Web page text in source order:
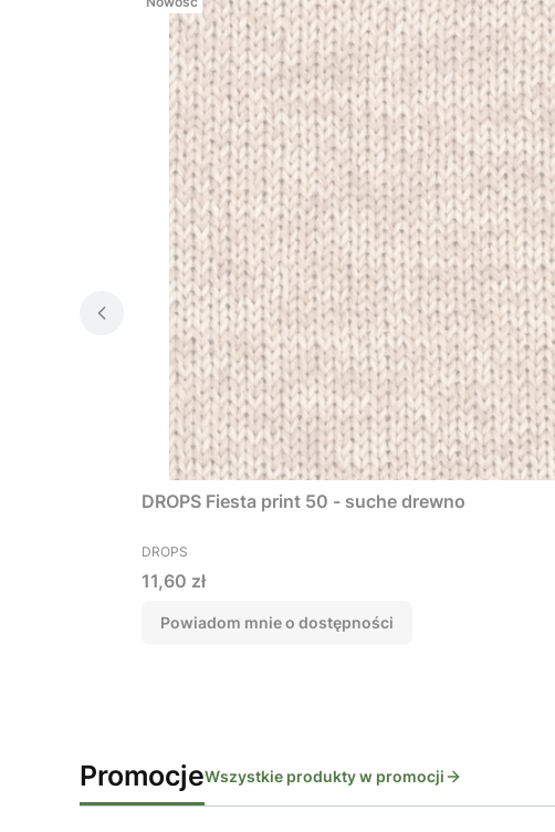
DROPS Fiesta print 50 - suche drewno
PRODUCENT
DROPS
Cena
11,60 zł
Powiadom mnie o dostępności
PromocjeWszystkie produkty w promocji